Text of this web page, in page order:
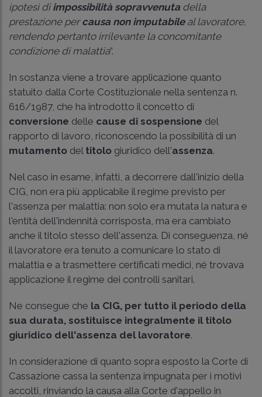
ipotesi diimpossibilità sopravvenuta della
prestazione percausa non imputabile al lavoratore,
rendendo pertanto irrilevante la concomitante
condizione di malattia”.
In sostanza viene a trovare applicazione quanto
statuito dalla Corte Costituzionale nella sentenza n.
616/1987, che ha introdotto il concetto di
conversione delle cause di sospensione del
rapporto di lavoro, riconoscendo la possibilità di un
mutamento del titolo giuridico dell'assenza.
Nel caso in esame, infatti, a decorrere dall'inizio della
CIG, non era più applicabile il regime previsto per
l'assenza per malattia: non solo era mutata la natura e
l'entità dell'indennità corrisposta, ma era cambiato
anche il titolo stesso dell'assenza. Di conseguenza, né
il lavoratore era tenuto a comunicare lo stato di
malattia e a trasmettere certificati medici, né trovava
applicazione il regime dei controlli sanitari.
Ne consegue che la CIG, per tutto il periodo della
sua durata, sostituisce integralmente il titolo
giuridico dell'assenza del lavoratore.
In considerazione di quanto sopra esposto la Corte di
Cassazione cassa la sentenza impugnata per i motivi
accolti, rinviando la causa alla Corte d'appello in